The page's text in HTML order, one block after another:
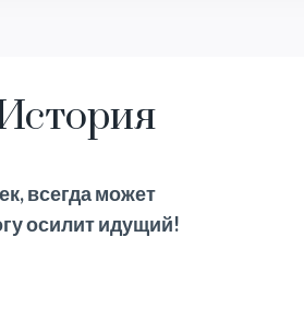
всегда может
осилит идущий!